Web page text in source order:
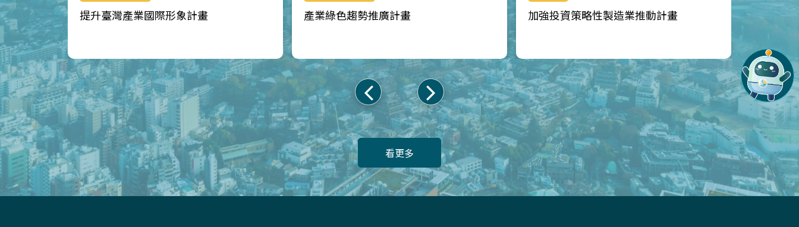
提升臺灣產業國際形象計畫 產業綠色趨勢推廣計畫 加強投資策略性製造業推動計畫
智慧機
上
一
頁
下
一
頁
看更多